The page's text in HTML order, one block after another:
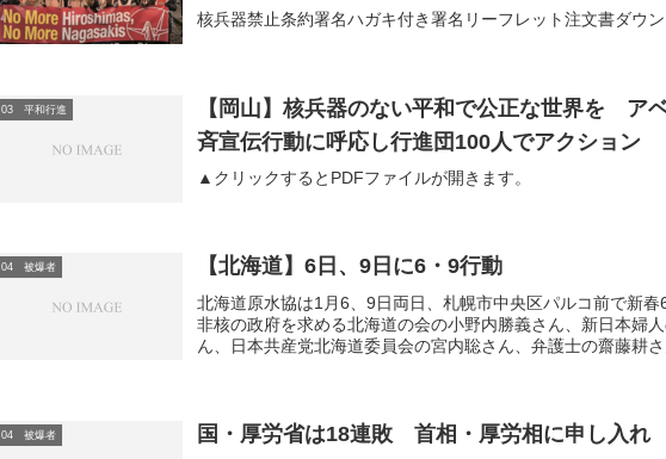
核兵器禁止条約署名ハガキ付き署名リーフレット注文書ダウ
03 平和行進
【岡山】核兵器のない平和で公正な世界を ア
斉宣伝行動に呼応し行進団100人でアクション
▲クリックするとPDFファイルが開きます。
04 被爆者 【北海道】6日、9日に6・9行動
北海道原水協は1月6、9日両日、札幌市中央区パルコ前で新春
非核の政府を求める北海道の会の小野内勝義さん、新日本婦
ん、日本共産党北海道委員会の宮内聡さん、弁護士の齋藤耕さ
04 被爆者 国・厚労省は18連敗 首相・厚労相に申し入れ